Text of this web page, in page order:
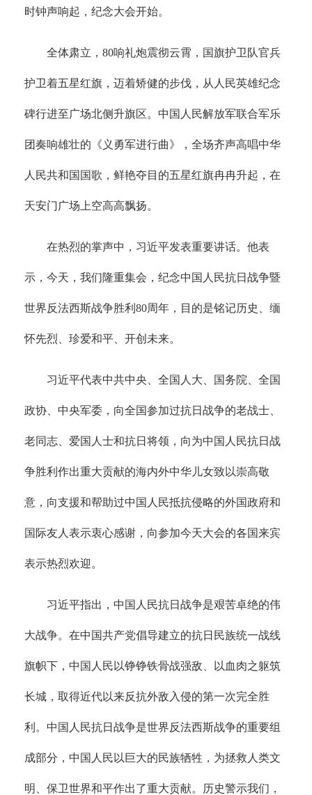
时钟声响起，纪念大会开始。
全体肃立，80响礼炮震彻云霄，国旗护卫队官兵
护卫着五星红旗，迈着矫健的步伐，从人民英雄纪念
碑行进至广场北侧升旗区。中国人民解放军联合军乐
团奏响雄壮的《义勇军进行曲》，全场齐声高唱中华
人民共和国国歌，鲜艳夺目的五星红旗冉冉升起，在
天安门广场上空高高飘扬。
在热烈的掌声中，习近平发表重要讲话。他表
示，今天，我们隆重集会，纪念中国人民抗日战争暨
世界反法西斯战争胜利80周年，目的是铭记历史、缅
怀先烈、珍爱和平、开创未来。
习近平代表中共中央、全国人大、国务院、全国
政协、中央军委，向全国参加过抗日战争的老战士、
老同志、爱国人士和抗日将领，向为中国人民抗日战
争胜利作出重大贡献的海内外中华儿女致以崇高敬
意，向支援和帮助过中国人民抵抗侵略的外国政府和
国际友人表示衷心感谢，向参加今天大会的各国来宾
表示热烈欢迎。
习近平指出，中国人民抗日战争是艰苦卓绝的伟
大战争。在中国共产党倡导建立的抗日民族统一战线
旗帜下，中国人民以铮铮铁骨战强敌、以血肉之躯筑
长城，取得近代以来反抗外敌入侵的第一次完全胜
利。中国人民抗日战争是世界反法西斯战争的重要组
成部分，中国人民以巨大的民族牺牲，为拯救人类文
明、保卫世界和平作出了重大贡献。历史警示我们，